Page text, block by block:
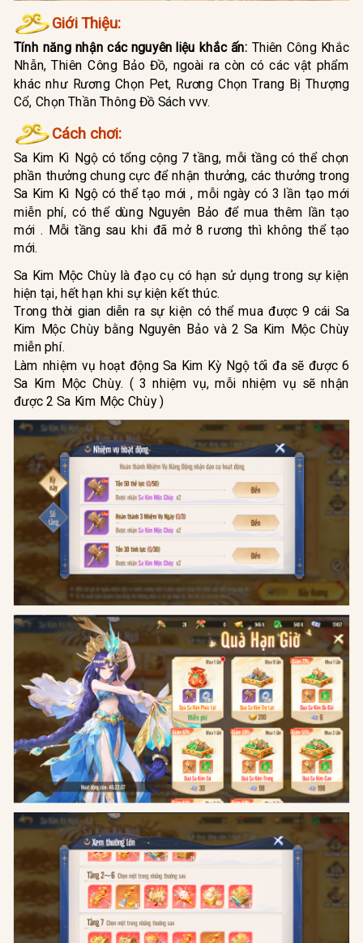
Giới Thiệu:
Tính năng nhận các nguyên liệu khắc ấn: Thiên Công Khắc
Nhẫn, Thiên Công Bảo Đồ, ngoài ra còn có các vật phẩm
khác như Rương Chọn Pet, Rương Chọn Trang Bị Thượng
Cổ, Chọn Thần Thông Đồ Sách vvv.
Cách chơi:
Sa Kim Kì Ngộ có tổng cộng 7 tầng, mỗi tầng có thể chọn
phần thưởng chung cực để nhận thưởng, các thưởng trong
Sa Kim Kì Ngộ có thể tạo mới , mỗi ngày có 3 lần tạo mới
miễn phí, có thể dùng Nguyên Bảo để mua thêm lần tạo
mới . Mỗi tầng sau khi đã mở 8 rương thì không thể tạo
mới.
Sa Kim Mộc Chùy là đạo cụ có hạn sử dụng trong sự kiện
hiện tại, hết hạn khi sự kiện kết thúc.
Trong thời gian diễn ra sự kiện có thể mua được 9 cái Sa
Kim Mộc Chùy bằng Nguyên Bảo và 2 Sa Kim Mộc Chùy
miễn phí.
Làm nhiệm vụ hoạt động Sa Kim Kỳ Ngộ tối đa sẽ được 6
Sa Kim Mộc Chùy. ( 3 nhiệm vụ, mỗi nhiệm vụ sẽ nhận
được 2 Sa Kim Mộc Chùy )